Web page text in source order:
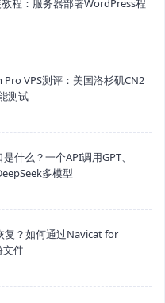
程：服务器部署WordPress程
VPS测评：美国洛杉矶CN2
测试
什么？一个API调用GPT、
多模型
复？如何通过Navicat for
文件